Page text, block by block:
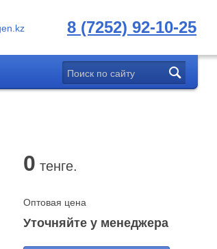
8 (7252) 92-10-25
0 тенге.
Оптовая цена
Уточняйте у менеджера